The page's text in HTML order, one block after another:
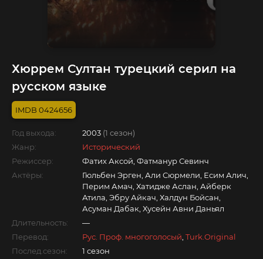
Хюррем Султан турецкий серил на
русском языке
0424656
Год выхода: 2003 (1 сезон)
Жанр:
Исторический
Режиссер:
Фатих Аксой, Фатманур Севинч
Актёры:
Гюльбен Эрген, Али Сюрмели, Есим Алич,
Перим Амач, Хатидже Аслан, Айберк
Атила, Эбру Айкач, Халдун Бойсан,
Асуман Дабак, Хусейн Авни Даньял
Длительность:
—
Перевод:
Рус. Проф. многоголосый Turk.Original
Послед.сезон:
1 сезон